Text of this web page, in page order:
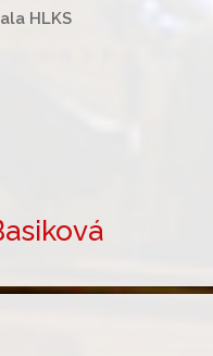
HLKS